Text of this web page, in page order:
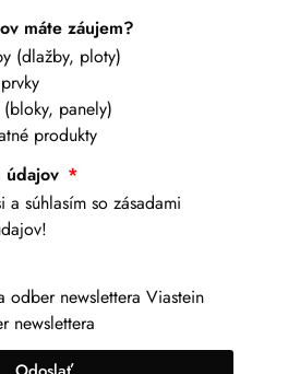
máte záujem?
(dlažby, ploty)
panely)
produkty
údajov
a súhlasím so zásadami
odber newslettera Viastein
newslettera